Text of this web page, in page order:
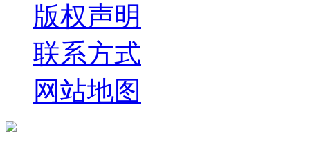
版权声明
联系方式
网站地图